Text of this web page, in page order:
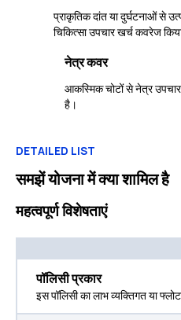
प्राकृतिक दांत या दुर्घटनाओं से
चिकित्सा उपचार खर्च कवरेज
नेत्र कवर
आकस्मिक चोटों से नेत्र उपचार
है।
DETAILED LIST
समझें योजना में क्या शामिल है
महत्वपूर्ण विशेषताएं
पॉलिसी प्रकार
इस पॉलिसी का लाभ व्यक्तिगत या